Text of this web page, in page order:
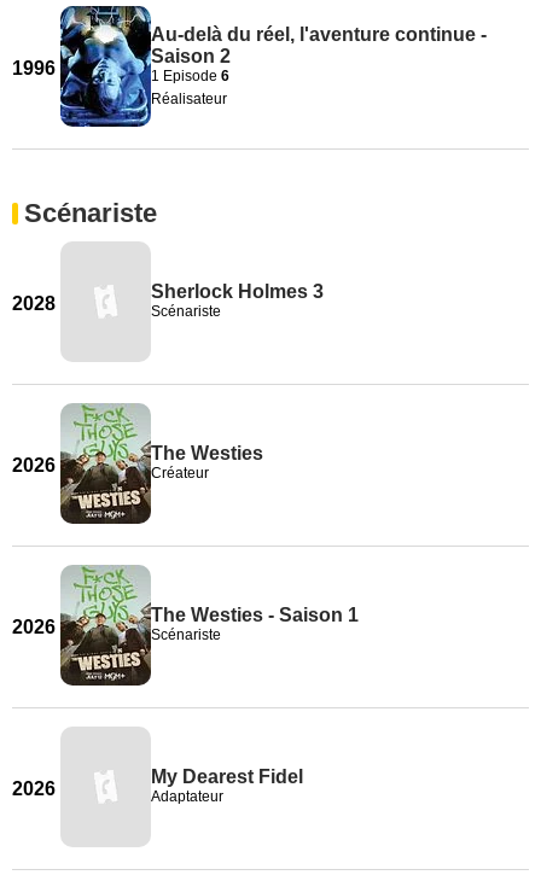
1996
Au-delà du réel, l'aventure continue -
Saison 2
1 Episode 6
Réalisateur
Scénariste
2028
Sherlock Holmes 3
Scénariste
2026
The Westies
Créateur
2026
The Westies - Saison 1
Scénariste
2026
My Dearest Fidel
Adaptateur